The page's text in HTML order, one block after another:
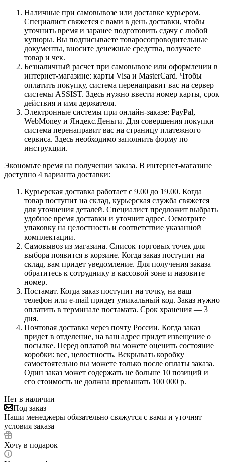
Наличные при самовывозе или доставке курьером.
Специалист свяжется с вами в день доставки, чтобы
уточнить время и заранее подготовить сдачу с любой
купюры. Вы подписываете товаросопроводительные
документы, вносите денежные средства, получаете
товар и чек.
Безналичный расчет при самовывозе или оформлении в
интернет-магазине: карты Visa и MasterCard. Чтобы
оплатить покупку, система перенаправит вас на сервер
системы ASSIST. Здесь нужно ввести номер карты, срок
действия и имя держателя.
Электронные системы при онлайн-заказе: PayPal,
WebMoney и Яндекс.Деньги. Для совершения покупки
система перенаправит вас на страницу платежного
сервиса. Здесь необходимо заполнить форму по
инструкции.
Экономьте время на получении заказа. В интернет-магазине
доступно 4 варианта доставки:
Курьерская доставка работает с 9.00 до 19.00. Когда
товар поступит на склад, курьерская служба свяжется
для уточнения деталей. Специалист предложит выбрать
удобное время доставки и уточнит адрес. Осмотрите
упаковку на целостность и соответствие указанной
комплектации.
Самовывоз из магазина. Список торговых точек для
выбора появится в корзине. Когда заказ поступит на
склад, вам придет уведомление. Для получения заказа
обратитесь к сотруднику в кассовой зоне и назовите
номер.
Постамат. Когда заказ поступит на точку, на ваш
телефон или e-mail придет уникальный код. Заказ нужно
оплатить в терминале постамата. Срок хранения — 3
дня.
Почтовая доставка через почту России. Когда заказ
придет в отделение, на ваш адрес придет извещение о
посылке. Перед оплатой вы можете оценить состояние
коробки: вес, целостность. Вскрывать коробку
самостоятельно вы можете только после оплаты заказа.
Один заказ может содержать не больше 10 позиций и
его стоимость не должна превышать 100 000 р.
Нет в наличии
Под заказ
Наши менеджеры обязательно свяжутся с вами и уточнят
условия заказа
Хочу в подарок